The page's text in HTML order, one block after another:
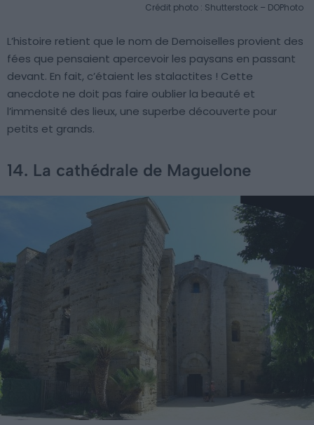
Crédit photo : Shutterstock – DOPhoto
L’histoire retient que le nom de Demoiselles provient des
fées que pensaient apercevoir les paysans en passant
devant. En fait, c’étaient les stalactites ! Cette
anecdote ne doit pas faire oublier la beauté et
l’immensité des lieux, une superbe découverte pour
petits et grands.
14. La cathédrale de Maguelone